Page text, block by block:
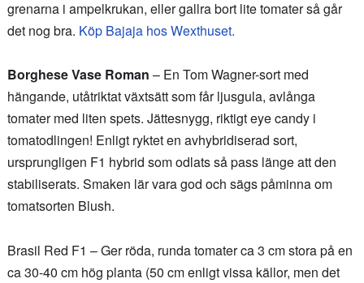
grenarna i ampelkrukan, eller gallra bort lite tomater så går
det nog bra. Köp Bajaja hos Wexthuset.
Borghese Vase Roman – En Tom Wagner-sort med
hängande, utåtriktat växtsätt som får ljusgula, avlånga
tomater med liten spets. Jättesnygg, riktigt eye candy i
tomatodlingen! Enligt ryktet en avhybridiserad sort,
ursprungligen F1 hybrid som odlats så pass länge att den
stabiliserats. Smaken lär vara god och sägs påminna om
tomatsorten Blush.
Brasil Red F1 – Ger röda, runda tomater ca 3 cm stora på en
ca 30-40 cm hög planta (50 cm enligt vissa källor, men det